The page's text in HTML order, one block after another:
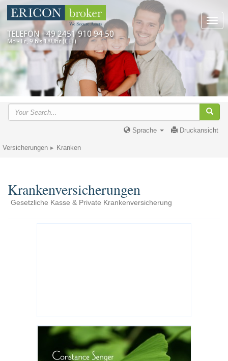
TELEFON +49 2451 910 94 50
Mo - Fr, 9 bis 18Uhr (CET)
Druckansicht
Sprache
Versicherungen Kranken
Krankenversicherungen
Gesetzliche Kasse & Private Krankenversicherung